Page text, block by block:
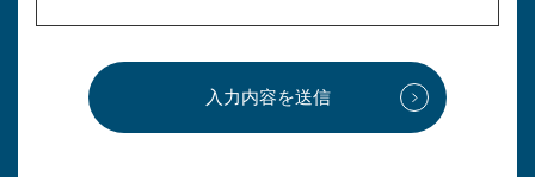
入力内容を送信